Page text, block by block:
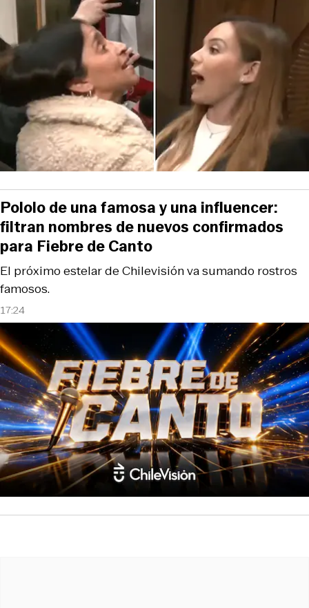
17:24
El próximo estelar de Chilevisión va sumando rostros
famosos.
Pololo de una famosa y una influencer:
filtran nombres de nuevos confirmados
para Fiebre de Canto